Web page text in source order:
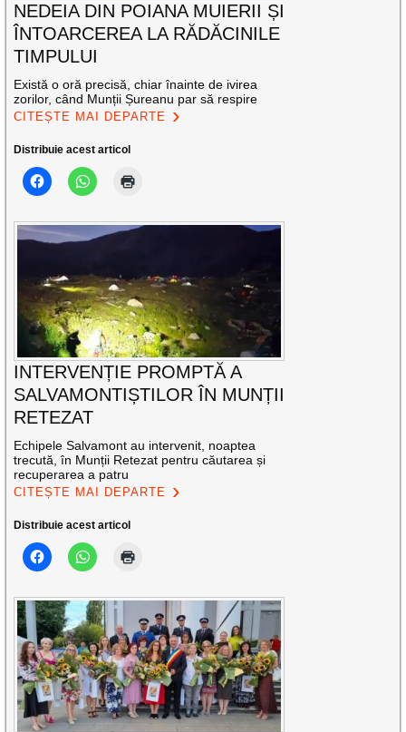
NEDEIA DIN POIANA MUIERII ȘI
ÎNTOARCEREA LA RĂDĂCINILE
TIMPULUI
Există o oră precisă, chiar înainte de ivirea
zorilor, când Munții Șureanu par să respire
CITEȘTE MAI DEPARTE
Distribuie acest articol
INTERVENȚIE PROMPTĂ A
SALVAMONTIȘTILOR ÎN MUNȚII
RETEZAT
Echipele Salvamont au intervenit, noaptea
trecută, în Munții Retezat pentru căutarea și
recuperarea a patru
CITEȘTE MAI DEPARTE
Distribuie acest articol